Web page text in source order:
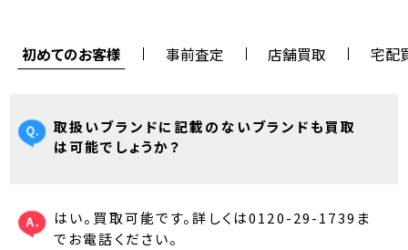
初めてのお客様 事前査定 店舗買取 宅配
取扱いブランドに記載のないブランドも買取
は可能でしょうか？
はい。買取可能です。詳しくは0120-29-1739ま
でお電話ください。